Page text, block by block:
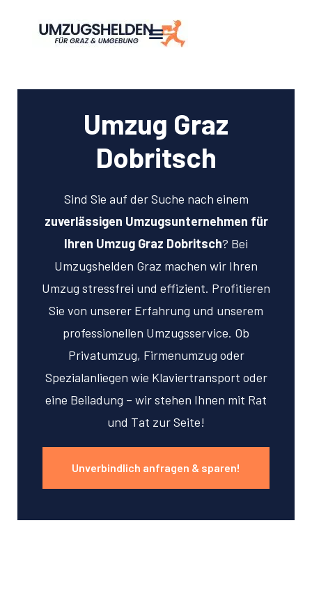
Umzug Graz
Dobritsch
Sind Sie auf der Suche nach einem
zuverlässigen Umzugsunternehmen für
Ihren Umzug Graz Dobritsch? Bei
Umzugshelden Graz machen wir Ihren
Umzug stressfrei und effizient. Profitieren
Sie von unserer Erfahrung und unserem
professionellen Umzugsservice. Ob
Privatumzug, Firmenumzug oder
Spezialanliegen wie Klaviertransport oder
eine Beiladung – wir stehen Ihnen mit Rat
und Tat zur Seite!
Unverbindlich anfragen & sparen!